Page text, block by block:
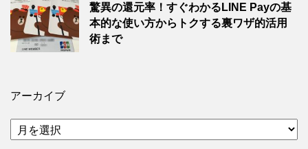
驚異の還元率！すぐわかるLINE Payの基
本的な使い方からトクする裏ワザ的活用
術まで
アーカイブ
ア
ー